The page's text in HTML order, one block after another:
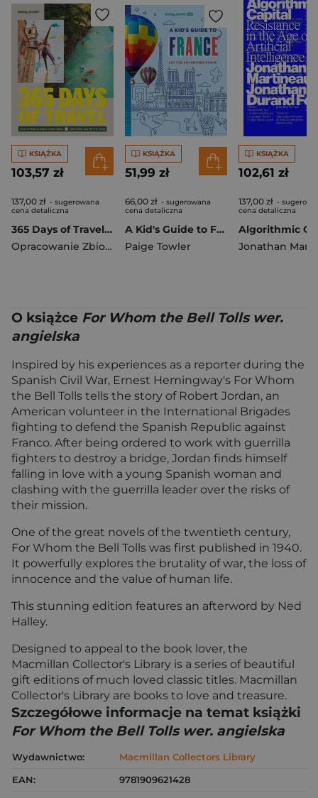
KSIĄŻKA
103,57 zł
137,00 zł - sugerowana
cena detaliczna
365 Days of Travel. Lonely Planet
Opracowanie Zbiorowe
KSIĄŻKA
51,99 zł
66,00 zł - sugerowana
cena detaliczna
A Kid's Guide to France. Lonely Planet Kids
Paige Towler
KSIĄŻKA
102,61 zł
137,00 zł -
cena detaliczna
O książce For Whom the Bell Tolls wer.
angielska
Inspired by his experiences as a reporter during the
Spanish Civil War, Ernest Hemingway's For Whom
the Bell Tolls tells the story of Robert Jordan, an
American volunteer in the International Brigades
fighting to defend the Spanish Republic against
Franco. After being ordered to work with guerrilla
fighters to destroy a bridge, Jordan finds himself
falling in love with a young Spanish woman and
clashing with the guerrilla leader over the risks of
their mission.
One of the great novels of the twentieth century,
For Whom the Bell Tolls was first published in 1940.
It powerfully explores the brutality of war, the loss of
innocence and the value of human life.
This stunning edition features an afterword by Ned
Halley.
Designed to appeal to the book lover, the
Macmillan Collector's Library is a series of beautiful
gift editions of much loved classic titles. Macmillan
Collector's Library are books to love and treasure.
Szczegółowe informacje na temat książki
For Whom the Bell Tolls wer. angielska
Wydawnictwo:
Macmillan Collectors Library
EAN:
9781909621428